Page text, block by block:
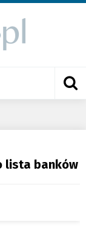
lista banków